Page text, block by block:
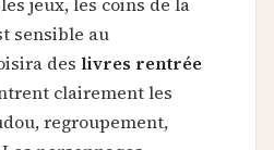
sensible au
des livres rentrée
clairement les
regroupement,